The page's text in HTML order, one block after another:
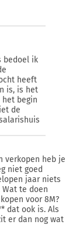
bedoel ik
heeft
is, is het
begin
de
verkopen heb je
niet goed
jaar niets
te doen
voor 8M?
dat ook is. Als
er dan nog wat